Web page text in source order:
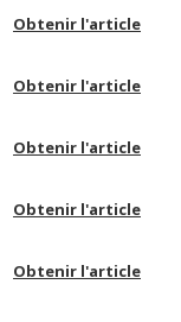
Obtenir l'article
Obtenir l'article
Obtenir l'article
Obtenir l'article
Obtenir l'article